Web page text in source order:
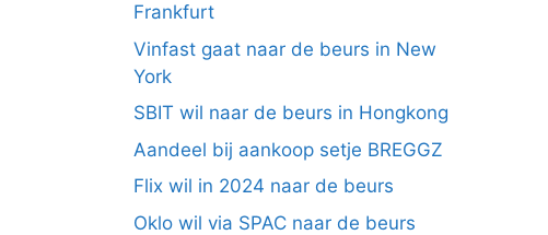
Frankfurt
Vinfast gaat naar de beurs in New
York
SBIT wil naar de beurs in Hongkong
Aandeel bij aankoop setje BREGGZ
Flix wil in 2024 naar de beurs
Oklo wil via SPAC naar de beurs